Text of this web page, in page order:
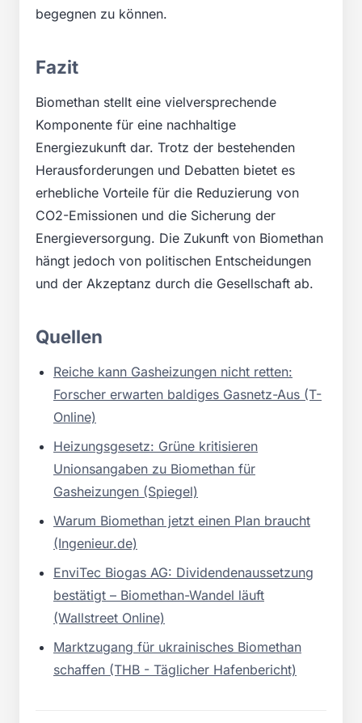
begegnen zu können.
Fazit
Biomethan stellt eine vielversprechende
Komponente für eine nachhaltige
Energiezukunft dar. Trotz der bestehenden
Herausforderungen und Debatten bietet es
erhebliche Vorteile für die Reduzierung von
CO2-Emissionen und die Sicherung der
Energieversorgung. Die Zukunft von Biomethan
hängt jedoch von politischen Entscheidungen
und der Akzeptanz durch die Gesellschaft ab.
Quellen
Reiche kann Gasheizungen nicht retten:
Forscher erwarten baldiges Gasnetz-Aus (T-
Online)
Heizungsgesetz: Grüne kritisieren
Unionsangaben zu Biomethan für
Gasheizungen (Spiegel)
Warum Biomethan jetzt einen Plan braucht
(Ingenieur.de)
EnviTec Biogas AG: Dividendenaussetzung
bestätigt – Biomethan-Wandel läuft
(Wallstreet Online)
Marktzugang für ukrainisches Biomethan
schaffen (THB - Täglicher Hafenbericht)